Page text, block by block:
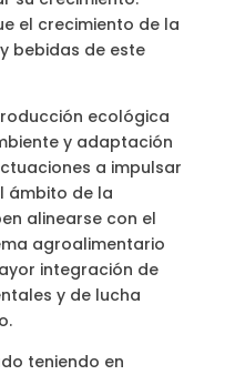
el crecimiento de la
bebidas de este
ecológica
y adaptación
a impulsar
ámbito de la
alinearse con el
agroalimentario
integración de
y de lucha
teniendo en